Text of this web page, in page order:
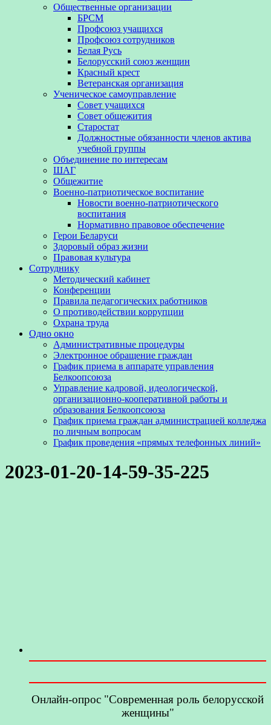
Общественные организации
БРСМ
Профсоюз учащихся
Профсоюз сотрудников
Белая Русь
Белорусский союз женщин
Красный крест
Ветеранская организация
Ученическое самоуправление
Совет учащихся
Совет общежития
Старостат
Должностные обязанности членов актива
учебной группы
Объединение по интересам
ШАГ
Общежитие
Военно-патриотическое воспитание
Новости военно-патриотического
воспитания
Нормативно правовое обеспечение
Герои Беларуси
Здоровый образ жизни
Правовая культура
Сотруднику
Методический кабинет
Конференции
Правила педагогических работников
О противодействии коррупции
Охрана труда
Одно окно
Административные процедуры
Электронное обращение граждан
График приема в аппарате управления
Белкоопсоюза
Управление кадровой, идеологической,
организационно-кооперативной работы и
образования Белкоопсоюза
График приема граждан администрацией колледжа
по личным вопросам
График проведения «прямых телефонных линий»
2023-01-20-14-59-35-225
Онлайн-опрос "Современная роль белорусской
женщины"